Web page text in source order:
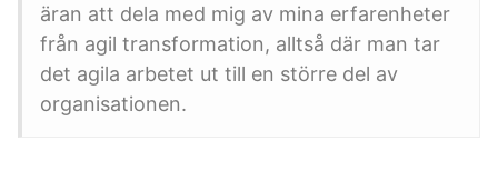
äran att dela med mig av mina erfarenheter
från agil transformation, alltså där man tar
det agila arbetet ut till en större del av
organisationen.